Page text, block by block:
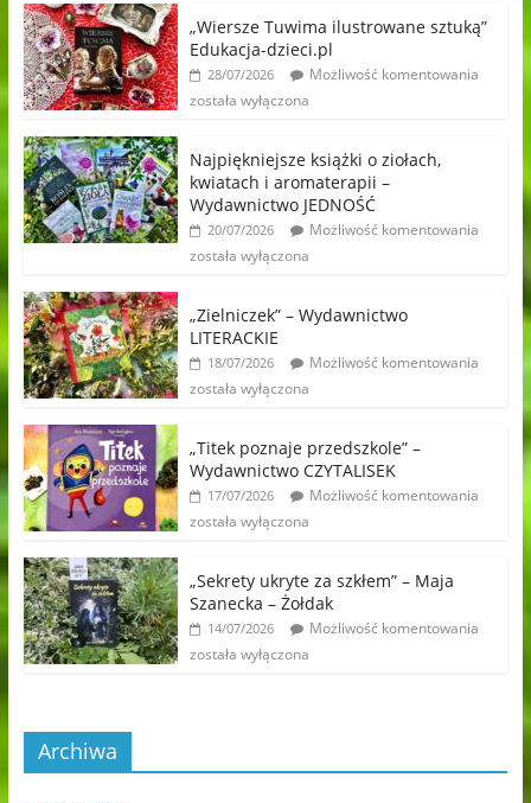
„Wiersze Tuwima ilustrowane sztuką”
Edukacja-dzieci.pl
28/07/2026
Możliwość komentowania
została wyłączona
Najpiękniejsze książki o ziołach,
kwiatach i aromaterapii –
Wydawnictwo JEDNOŚĆ
20/07/2026
Możliwość komentowania
została wyłączona
„Zielniczek” – Wydawnictwo
LITERACKIE
18/07/2026
Możliwość komentowania
została wyłączona
„Titek poznaje przedszkole” –
Wydawnictwo CZYTALISEK
17/07/2026
Możliwość komentowania
została wyłączona
„Sekrety ukryte za szkłem” – Maja
Szanecka – Żołdak
14/07/2026
Możliwość komentowania
została wyłączona
Archiwa